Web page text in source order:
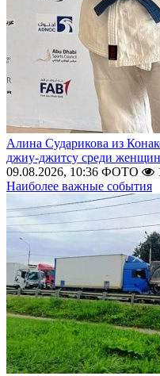
Алина Сударикова из
джиу-джитсу среди женщин
09.08.2026, 10:36 ФОТО
Наиболее важные события